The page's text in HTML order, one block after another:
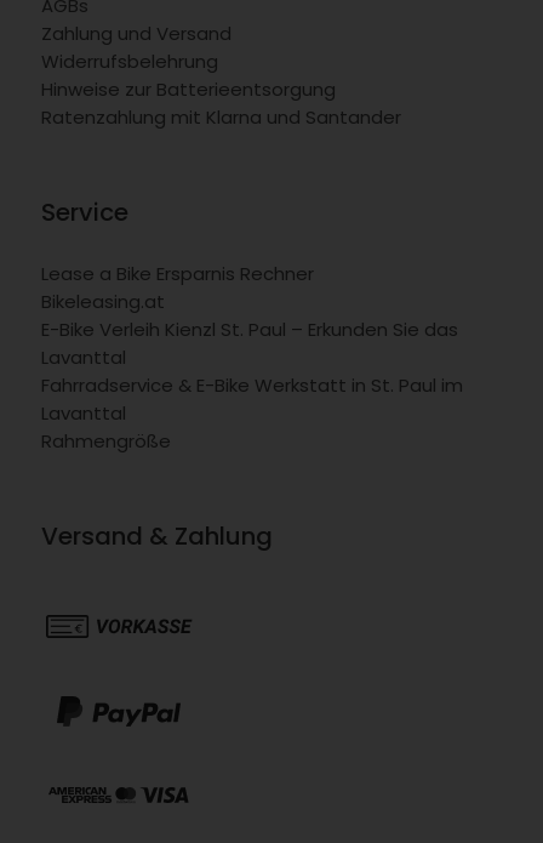
AGBs
Zahlung und Versand
Widerrufsbelehrung
Hinweise zur Batterieentsorgung
Ratenzahlung mit Klarna und Santander
Service
Lease a Bike Ersparnis Rechner
Bikeleasing.at
E-Bike Verleih Kienzl St. Paul – Erkunden Sie das
Lavanttal
Fahrradservice & E-Bike Werkstatt in St. Paul im
Lavanttal
Rahmengröße
Versand & Zahlung